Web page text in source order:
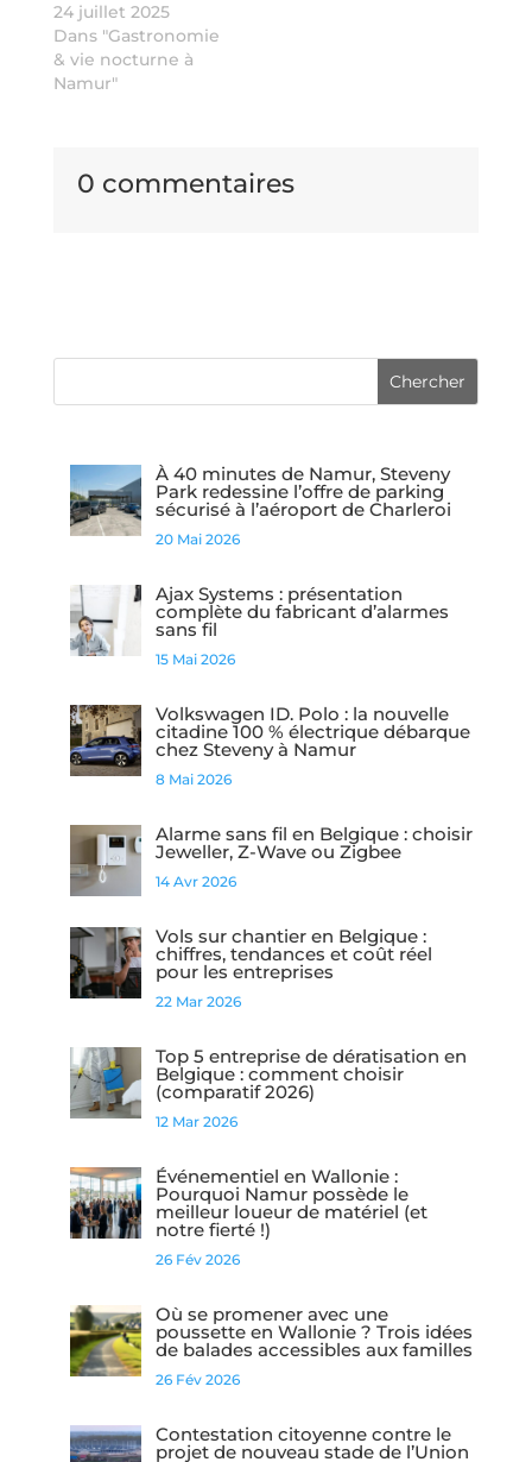
24 juillet 2025
Dans "Gastronomie
& vie nocturne à
Namur"
0 commentaires
À 40 minutes de Namur, Steveny
Park redessine l’offre de parking
sécurisé à l’aéroport de Charleroi
20 Mai 2026
Ajax Systems : présentation
complète du fabricant d’alarmes
sans fil
15 Mai 2026
Volkswagen ID. Polo : la nouvelle
citadine 100 % électrique débarque
chez Steveny à Namur
8 Mai 2026
Alarme sans fil en Belgique : choisir
Jeweller, Z-Wave ou Zigbee
14 Avr 2026
Vols sur chantier en Belgique :
chiffres, tendances et coût réel
pour les entreprises
22 Mar 2026
Top 5 entreprise de dératisation en
Belgique : comment choisir
(comparatif 2026)
12 Mar 2026
Événementiel en Wallonie :
Pourquoi Namur possède le
meilleur loueur de matériel (et
notre fierté !)
26 Fév 2026
Où se promener avec une
poussette en Wallonie ? Trois idées
de balades accessibles aux familles
26 Fév 2026
Contestation citoyenne contre le
projet de nouveau stade de l’Union